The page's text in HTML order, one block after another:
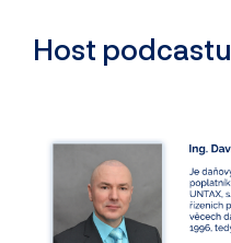
Host podcastu